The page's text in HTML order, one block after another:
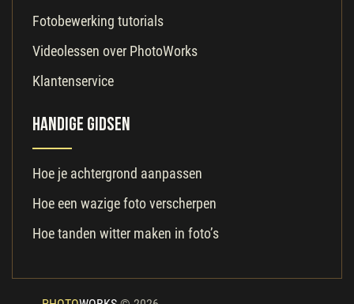
Fotobewerking tutorials
Videolessen over PhotoWorks
Klantenservice
Handige gidsen
Hoe je achtergrond aanpassen
Hoe een wazige foto verscherpen
Hoe tanden witter maken in foto’s